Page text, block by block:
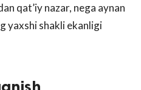
qat’iy nazar, nega aynan
yaxshi shakli ekanligi